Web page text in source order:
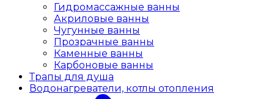
Гидромассажные ванны
Акриловые ванны
Чугунные ванны
Прозрачные ванны
Каменные ванны
Карбоновые ванны
Трапы для душа
Водонагреватели, котлы отопления